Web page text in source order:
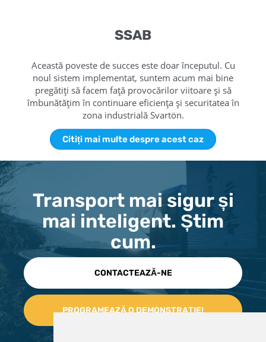
SSAB
Această poveste de succes este doar începutul. Cu
noul sistem implementat, suntem acum mai bine
pregătiți să facem față provocărilor viitoare și să
îmbunătățim în continuare eficiența și securitatea în
zona industrială Svartön.
Citiți mai multe despre acest caz
Transport mai sigur și
mai inteligent. Știm
cum.
CONTACTEAZĂ-NE